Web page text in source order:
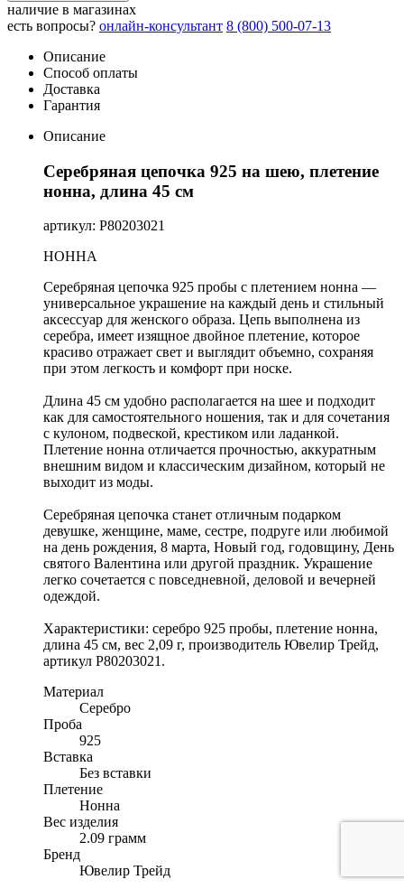
наличие в магазинах
есть вопросы? онлайн-консультант 8 (800) 500-07-13
Описание
Способ оплаты
Доставка
Гарантия
Описание
Серебряная цепочка 925 на шею, плетение
нонна, длина 45 см
артикул: Р80203021
НОННА
Серебряная цепочка 925 пробы с плетением нонна —
универсальное украшение на каждый день и стильный
аксессуар для женского образа. Цепь выполнена из
серебра, имеет изящное двойное плетение, которое
красиво отражает свет и выглядит объемно, сохраняя
при этом легкость и комфорт при носке.
Длина 45 см удобно располагается на шее и подходит
как для самостоятельного ношения, так и для сочетания
с кулоном, подвеской, крестиком или ладанкой.
Плетение нонна отличается прочностью, аккуратным
внешним видом и классическим дизайном, который не
выходит из моды.
Серебряная цепочка станет отличным подарком
девушке, женщине, маме, сестре, подруге или любимой
на день рождения, 8 марта, Новый год, годовщину, День
святого Валентина или другой праздник. Украшение
легко сочетается с повседневной, деловой и вечерней
одеждой.
Характеристики: серебро 925 пробы, плетение нонна,
длина 45 см, вес 2,09 г, производитель Ювелир Трейд,
артикул Р80203021.
Материал
Серебро
Проба
925
Вставка
Без вставки
Плетение
Нонна
Вес изделия
2.09 грамм
Бренд
Ювелир Трейд